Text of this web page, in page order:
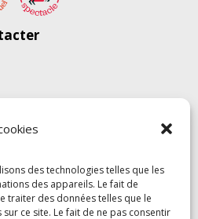
des technologies telles que les
des appareils. Le fait de
traiter des données telles que le
ce site. Le fait de ne pas consentir